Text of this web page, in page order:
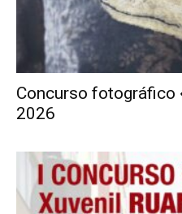
Concurso fotográfico
2026